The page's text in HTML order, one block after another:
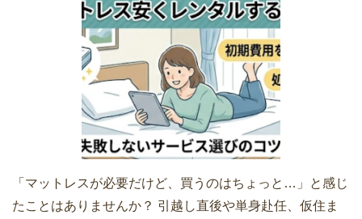
「マットレスが必要だけど、買うのはちょっと…」と感じ
たことはありませんか？ 引越し直後や単身赴任、仮住ま